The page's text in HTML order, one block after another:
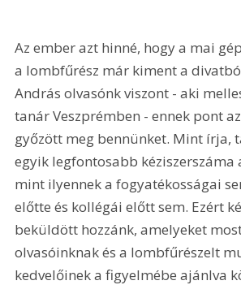
Az ember azt hinné, hogy a mai
a lombfűrész már kiment a
András olvasónk viszont - aki
tanár Veszprémben - ennek pont
győzött meg bennünket. Mint írja,
egyik legfontosabb kéziszerszáma
mint ilyennek a fogyatékosságai
előtte és kollégái előtt sem. Ezért
beküldött hozzánk, amelyeket
olvasóinknak és a lombfűrészelt
kedvelőinek a figyelmébe ajánlva